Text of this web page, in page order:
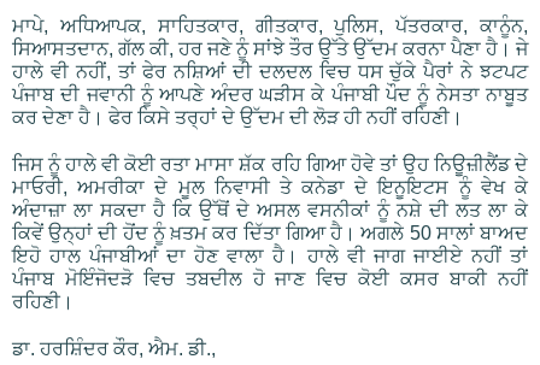
ਮਾਪੇ, ਅਧਿਆਪਕ, ਸਾਹਿਤਕਾਰ, ਗੀਤਕਾਰ, ਪੁਲਿਸ, ਪੱਤਰਕਾਰ, ਕਾਨੂੰਨ,
ਸਿਆਸਤਦਾਨ, ਗੱਲ ਕੀ, ਹਰ ਜਣੇ ਨੂੰ ਸਾਂਝੇ ਤੌਰ ਉੱਤੇ ਉੱਦਮ ਕਰਨਾ ਪੈਣਾ ਹੈ। ਜੇ
ਹਾਲੇ ਵੀ ਨਹੀਂ, ਤਾਂ ਫੇਰ ਨਸ਼ਿਆਂ ਦੀ ਦਲਦਲ ਵਿਚ ਧਸ ਚੁੱਕੇ ਪੈਰਾਂ ਨੇ ਝਟਪਟ
ਪੰਜਾਬ ਦੀ ਜਵਾਨੀ ਨੂੰ ਆਪਣੇ ਅੰਦਰ ਘੜੀਸ ਕੇ ਪੰਜਾਬੀ ਪੌਦ ਨੂੰ ਨੇਸਤਾ ਨਾਬੂਤ
ਕਰ ਦੇਣਾ ਹੈ। ਫੇਰ ਕਿਸੇ ਤਰ੍ਹਾਂ ਦੇ ਉੱਦਮ ਦੀ ਲੋੜ ਹੀ ਨਹੀਂ ਰਹਿਣੀ।
ਜਿਸ ਨੂੰ ਹਾਲੇ ਵੀ ਕੋਈ ਰਤਾ ਮਾਸਾ ਸ਼ੱਕ ਰਹਿ ਗਿਆ ਹੋਵੇ ਤਾਂ ਉਹ ਨਿਊਜ਼ੀਲੈਂਡ ਦੇ
ਮਾਓਰੀ, ਅਮਰੀਕਾ ਦੇ ਮੂਲ ਨਿਵਾਸੀ ਤੇ ਕਨੇਡਾ ਦੇ ਇਨੂਇਟਸ ਨੂੰ ਵੇਖ ਕੇ
ਅੰਦਾਜ਼ਾ ਲਾ ਸਕਦਾ ਹੈ ਕਿ ਉੱਥੋਂ ਦੇ ਅਸਲ ਵਸਨੀਕਾਂ ਨੂੰ ਨਸ਼ੇ ਦੀ ਲਤ ਲਾ ਕੇ
ਕਿਵੇਂ ਉਨ੍ਹਾਂ ਦੀ ਹੋਂਦ ਨੂੰ ਖ਼ਤਮ ਕਰ ਦਿੱਤਾ ਗਿਆ ਹੈ। ਅਗਲੇ 50 ਸਾਲਾਂ ਬਾਅਦ
ਇਹੋ ਹਾਲ ਪੰਜਾਬੀਆਂ ਦਾ ਹੋਣ ਵਾਲਾ ਹੈ। ਹਾਲੇ ਵੀ ਜਾਗ ਜਾਈਏ ਨਹੀਂ ਤਾਂ
ਪੰਜਾਬ ਮੋਇੰਜੋਦੜੋ ਵਿਚ ਤਬਦੀਲ ਹੋ ਜਾਣ ਵਿਚ ਕੋਈ ਕਸਰ ਬਾਕੀ ਨਹੀਂ
ਰਹਿਣੀ।
ਡਾ. ਹਰਸ਼ਿੰਦਰ ਕੌਰ, ਐਮ. ਡੀ.,